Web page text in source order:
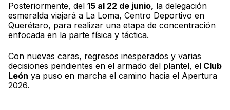
Posteriormente, del 15 al 22 de junio, la delegación
esmeralda viajará a La Loma, Centro Deportivo en
Querétaro, para realizar una etapa de concentración
enfocada en la parte física y táctica.
Con nuevas caras, regresos inesperados y varias
decisiones pendientes en el armado del plantel, el Club
León ya puso en marcha el camino hacia el Apertura
2026.